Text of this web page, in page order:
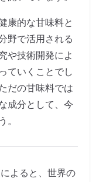
康的な甘味料と
野で活用される
や技術開発によ
ていくことでし
だの甘味料では
成分として、今
よると、世界の